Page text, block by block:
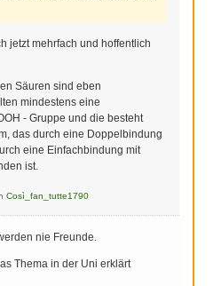
jetzt mehrfach und hoffentlich
Säuren sind eben
mindestens eine
- Gruppe und die besteht
das durch eine Doppelbindung
eine Einfachbindung mit
ist.
Così_fan_tutte1790
nie Freunde.
Thema in der Uni erklärt